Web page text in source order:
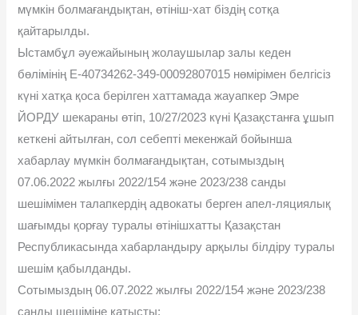
мүмкін болмағандықтан, өтініш-хат біздің сотқа
қайтарылды.
Ыстамбұл əуежайының жолаушылар залы кеден
бөлімінің Е-40734262-349-00092807015 нөмірімен белгісіз
күні хатқа қоса берілген хаттамада жауапкер Эмре
ЙОРДУ шекараны өтіп, 10/27/2023 күні Қазақстанға ұшып
кеткені айтылған, сол себепті мекенжай бойынша
хабарлау мүмкін болмағандықтан, сотымыздың
07.06.2022 жылғы 2022/154 жəне 2023/238 санды
шешімімен талапкердің адвокаты берген апел-ляциялық
шағымды қорғау туралы өтінішхатты Қазақстан
Республикасында хабарландыру арқылы білдіру туралы
шешім қабылданды.
Сотымыздың 06.07.2022 жылғы 2022/154 жəне 2023/238
санды шешіміне қатысты;